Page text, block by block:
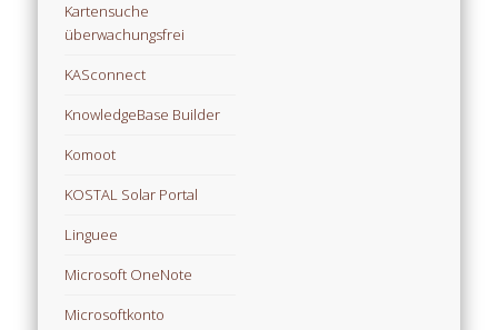
Kartensuche
überwachungsfrei
KASconnect
KnowledgeBase Builder
Komoot
KOSTAL Solar Portal
Linguee
Microsoft OneNote
Microsoftkonto